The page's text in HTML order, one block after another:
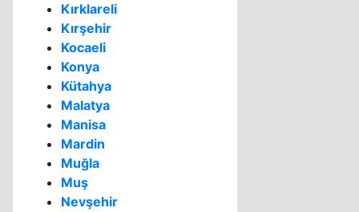
Kırklareli
Kırşehir
Kocaeli
Konya
Kütahya
Malatya
Manisa
Mardin
Muğla
Muş
Nevşehir